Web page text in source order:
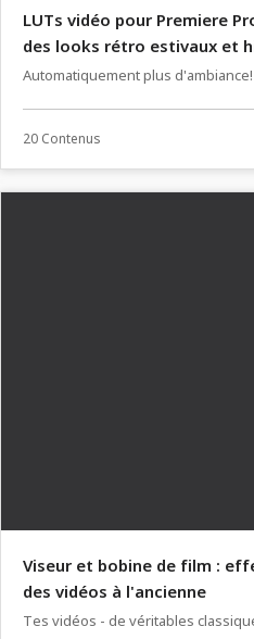
LUTs vidéo pour Premiere
des looks rétro estivaux et
Automatiquement plus d'ambiance!
20 Contenus
Viseur et bobine de film :
des vidéos à l'ancienne
Tes vidéos - de véritables